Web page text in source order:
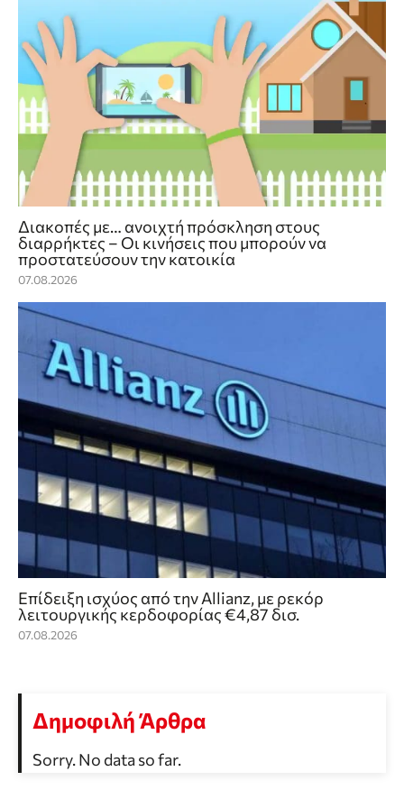
Διακοπές με… ανοιχτή πρόσκληση στους
διαρρήκτες – Οι κινήσεις που μπορούν να
προστατεύσουν την κατοικία
07.08.2026
Επίδειξη ισχύος από την Allianz, με ρεκόρ
λειτουργικής κερδοφορίας €4,87 δισ.
07.08.2026
Δημοφιλή Άρθρα
Sorry. No data so far.